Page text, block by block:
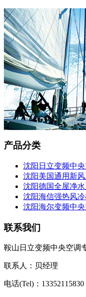
产品分类
沈阳日立变频中央
沈阳美国通用新
沈阳德国全屋净
沈阳海信强热风
沈阳海尔变频中央
联系我们
鞍山日立变频中央空调
联系人：贝经理
电话(Tel)：